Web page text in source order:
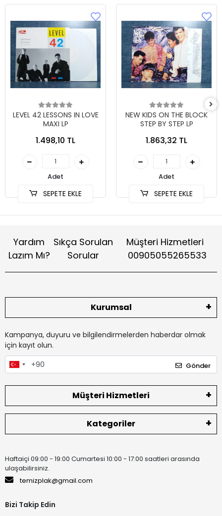
LEVEL 42 LESSONS IN LOVE
MAXI LP
1.498,10 TL
Adet
SEPETE EKLE
NEW KIDS ON THE BLOCK
STEP BY STEP LP
1.863,32 TL
Adet
SEPETE EKLE
Yardım
Lazım Mı?
Sıkça Sorulan
Sorular
Müşteri Hizmetleri
00905055265533
Kurumsal
Kampanya, duyuru ve bilgilendirmelerden haberdar olmak
için kayıt olun.
Gönder
Müşteri Hizmetleri
Kategoriler
Haftaiçi 09:00 - 19:00 Cumartesi 10:00 - 17:00 saatleri arasında
ulaşabilirsiniz.
temizplak@gmail.com
Bizi Takip Edin